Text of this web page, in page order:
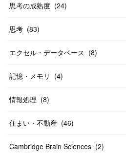
思考の成熟度 (24)
思考 (83)
エクセル・データベース (8)
記憶・メモリ (4)
情報処理 (8)
住まい・不動産 (46)
Cambridge Brain Sciences (2)